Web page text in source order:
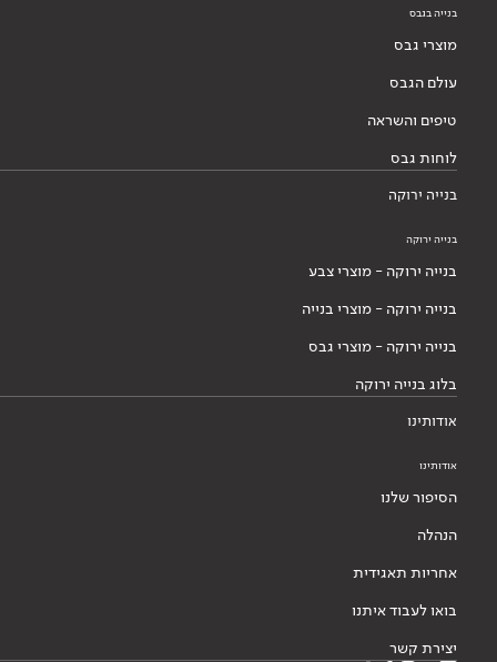
בנייה בגבס
מוצרי גבס
עולם הגבס
טיפים והשראה
לוחות גבס
בנייה ירוקה
בנייה ירוקה
בנייה ירוקה - מוצרי צבע
בנייה ירוקה - מוצרי בנייה
בנייה ירוקה - מוצרי גבס
בלוג בנייה ירוקה
אודותינו
אודותינו
הסיפור שלנו
הנהלה
אחריות תאגידית
בואו לעבוד איתנו
יצירת קשר